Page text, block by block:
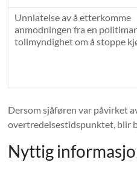
Unnlatelse av å etterkomme
anmodningen fra en
tollmyndighet om å stoppe
Dersom sjåføren var påvirket
overtredelsestidspunktet, blir
Nyttig